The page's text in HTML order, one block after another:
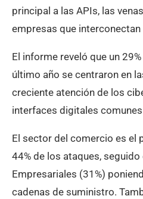
principal a las APIs, las
empresas que
El informe reveló que un
último año se centraron en
creciente atención de los
interfaces digitales
El sector del comercio es el
44% de los ataques, seguido
Empresariales (31%)
cadenas de suministro.